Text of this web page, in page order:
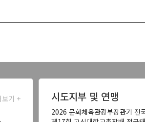
보기 + 시도지부 및 연맹
2026 문화체육관광부장관기 전